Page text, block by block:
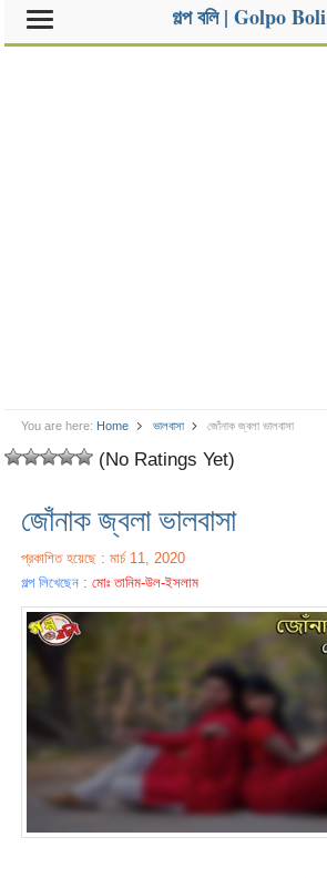
গল্প বলি | Golpo Boli
You are here: Home ভালবাসা জোঁনাক জ্বলা ভালবাসা
(No Ratings Yet)
জোঁনাক জ্বলা ভালবাসা
প্রকাশিত হয়েছে : মার্চ 11, 2020
গল্প লিখেছেন :মোঃ তানিম-উল-ইসলাম